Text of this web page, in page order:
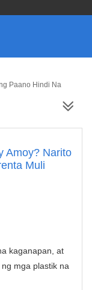
Paano Hindi Na
Amoy? Narito
Muli
kaganapan, at
mga plastik na